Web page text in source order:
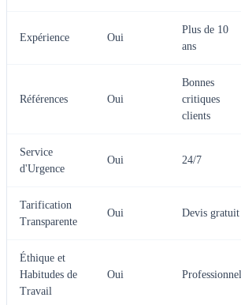
Expérience Oui
Plus de 10
ans
Références Oui
Bonnes
critiques
clients
Service
d'Urgence
Oui 24/7
Tarification
Transparente
Oui Devis gratuit
Éthique et
Habitudes de
Travail
Oui Professionnel